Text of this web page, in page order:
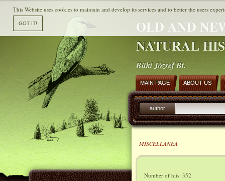
OLD AND
NATURAL
Büki József Bt.
MAIN PAGE ABOUT US
author
MISCELLANEA
Number of hits: 352
This Website uses cookies to maintain and develop its services and to better the users